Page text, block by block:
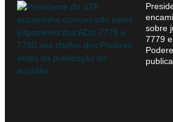
sobre
7779